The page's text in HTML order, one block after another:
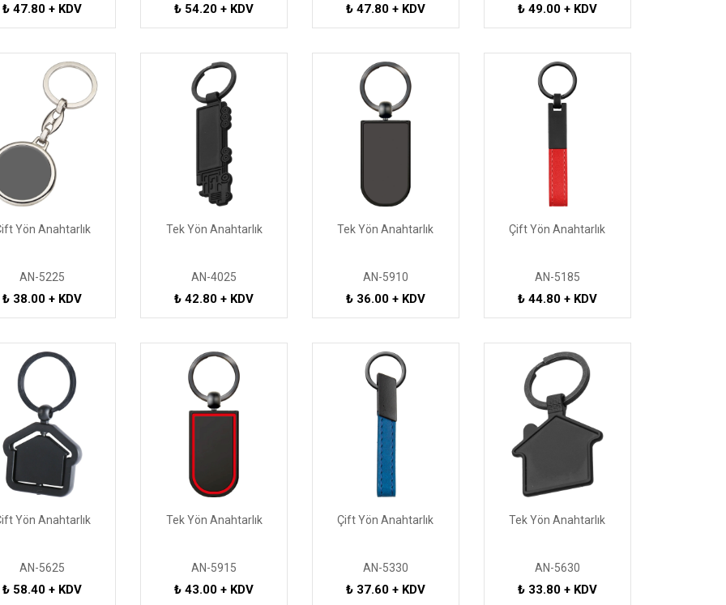
₺ 47.80 + KDV ₺ 54.20 + KDV ₺ 47.80 + KDV ₺ 49.00 + KDV
Yön Anahtarlık
AN-5225
₺ 38.00 + KDV
Tek Yön Anahtarlık
AN-4025
₺ 42.80 + KDV
Tek Yön Anahtarlık
AN-5910
₺ 36.00 + KDV
Çift Yön Anahtarlık
AN-5185
₺ 44.80 + KDV
Yön Anahtarlık
AN-5625
₺ 58.40 + KDV
Tek Yön Anahtarlık
AN-5915
₺ 43.00 + KDV
Çift Yön Anahtarlık
AN-5330
₺ 37.60 + KDV
Tek Yön Anahtarlık
AN-5630
₺ 33.80 + KDV